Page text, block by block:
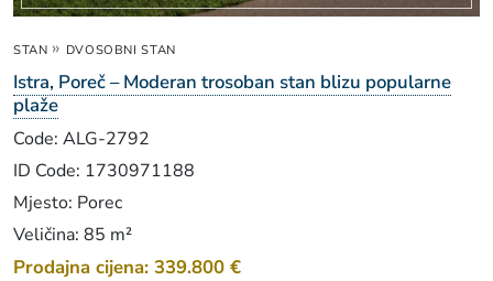
STAN » DVOSOBNI STAN
Istra, Poreč – Moderan trosoban stan blizu popularne
plaže
Code: ALG-2792
ID Code: 1730971188
Mjesto: Porec
Veličina: 85 m²
Prodajna cijena: 339.800 €